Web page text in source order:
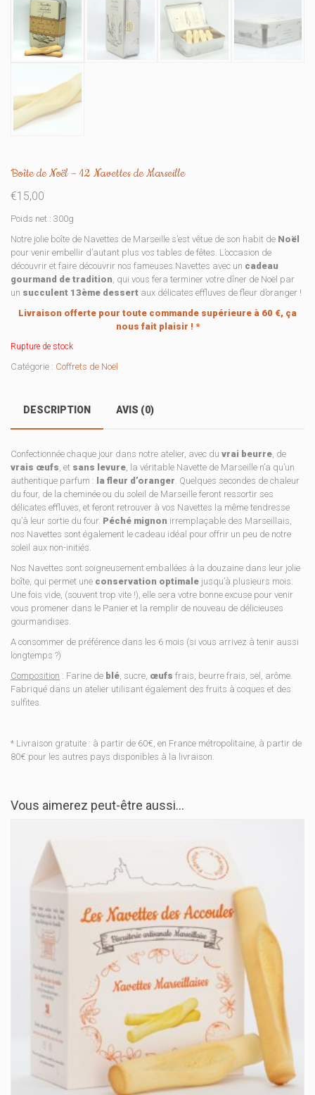
Boîte de Noël – 12 Navettes de Marseille
€15,00
Poids net : 300g
Notre jolie boîte de Navettes de Marseille s’est vêtue de son habit de Noël
pour venir embellir d’autant plus vos tables de fêtes. L’occasion de
découvrir et faire découvrir nos fameuses Navettes avec un cadeau
gourmand de tradition, qui vous fera terminer votre dîner de Noël par
un succulent 13ème dessert aux délicates effluves de fleur d’oranger !
Livraison offerte pour toute commande supérieure à 60 €, ça
nous fait plaisir ! *
Rupture de stock
Catégorie : Coffrets de Noël
DESCRIPTION AVIS (0)
Confectionnée chaque jour dans notre atelier, avec du vrai beurre, de
vrais œufs, et sans levure, la véritable Navette de Marseille n’a qu’un
authentique parfum : la fleur d’oranger. Quelques secondes de chaleur
du four, de la cheminée ou du soleil de Marseille feront ressortir ses
délicates effluves, et feront retrouver à vos Navettes la même tendresse
qu’à leur sortie du four. Péché mignon irremplaçable des Marseillais,
nos Navettes sont également le cadeau idéal pour offrir un peu de notre
soleil aux non-initiés.
Nos Navettes sont soigneusement emballées à la douzaine dans leur jolie
boîte, qui permet une conservation optimale jusqu’à plusieurs mois.
Une fois vide, (souvent trop vite !), elle sera votre bonne excuse pour venir
vous promener dans le Panier et la remplir de nouveau de délicieuses
gourmandises.
A consommer de préférence dans les 6 mois (si vous arrivez à tenir aussi
longtemps ?)
Composition : Farine de blé, sucre, œufs frais, beurre frais, sel, arôme.
Fabriqué dans un atelier utilisant également des fruits à coques et des
sulfites.
* Livraison gratuite : à partir de 60€, en France métropolitaine, à partir de
80€ pour les autres pays disponibles à la livraison.
Vous aimerez peut-être aussi…